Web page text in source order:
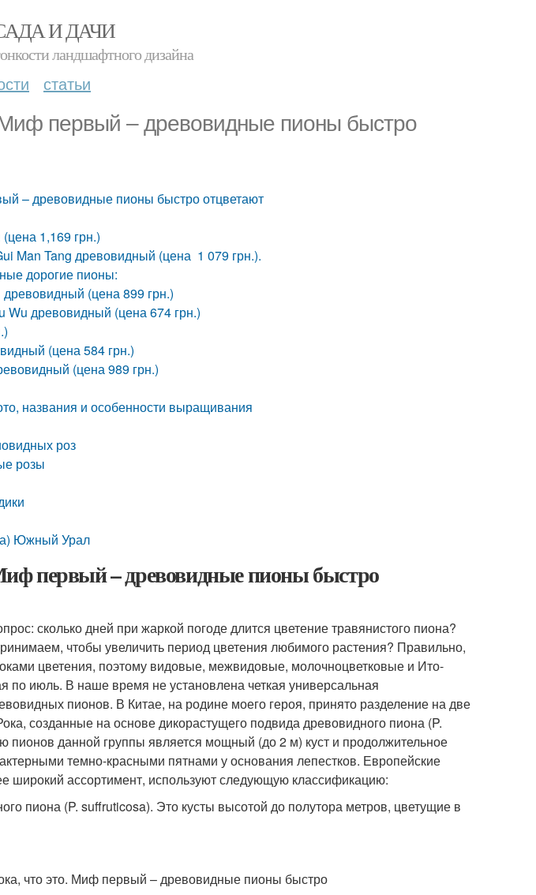
И ДАЧИ
ландшафтного дизайна
статьи
первый – древовидные пионы быстро
– древовидные пионы быстро отцветают
1,169 грн.)
Man Tang древовидный (цена 1 079 грн.).
дорогие пионы:
(цена 899 грн.)
Wu древовидный (цена 674 грн.)
(цена 584 грн.)
(цена 989 грн.)
названия и особенности выращивания
роз
розы
Южный Урал
первый – древовидные пионы быстро
сколько дней при жаркой погоде длится цветение травянистого пиона?
чтобы увеличить период цветения любимого растения? Правильно,
цветения, поэтому видовые, межвидовые, молочноцветковые и Ито-
по июль. В наше время не установлена четкая универсальная
пионов. В Китае, на родине моего героя, принято разделение на две
созданные на основе дикорастущего подвида древовидного пиона (P.
пионов данной группы является мощный (до 2 м) куст и продолжительное
темно-красными пятнами у основания лепестков. Европейские
широкий ассортимент, используют следующую классификацию:
пиона (P. suffruticosa). Это кусты высотой до полутора метров, цветущие в